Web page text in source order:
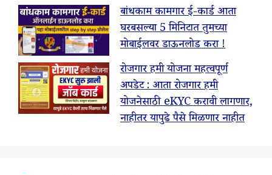
बांधकाम कामगार ई-कार्ड आता
घरबसल्या 5 मिनिटात तुमच्या
मोबाईलवर डाऊनलोड करा !
रोजगार हमी योजना महत्वपूर्ण
अपडेट : आता रोजगार हमी
योजनेसाठी eKYC करावी लागणार,
नाहीतर यापुढे पैसे मिळणार नाहीत